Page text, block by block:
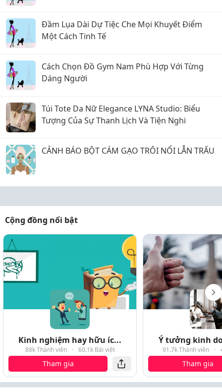
Đầm Lụa Dài Dự Tiệc Che Mọi Khuyết Điểm
Một Cách Tinh Tế
Cách Chọn Đồ Gym Nam Phù Hợp Với Từng
Dáng Người
Túi Tote Da Nữ Elegance LYNA Studio: Biểu
Tượng Của Sự Thanh Lịch Và Tiện Nghi
CẢNH BÁO BỘT CÁM GẠO TRÔI NỔI LẪN TRẤU
Cộng đồng nổi bật
Kinh nghiệm hay hữu íc...
88k Thành viên · 60.1k Bài viết
Tham gia
Ý tưởng kinh
91.7k Thành viên ·
Tham gia